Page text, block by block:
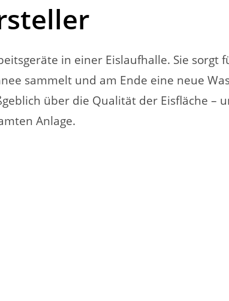
in einer Eislaufhalle. Sie sorgt
sammelt und am Ende eine neue
über die Qualität der Eisfläche –
Anlage.